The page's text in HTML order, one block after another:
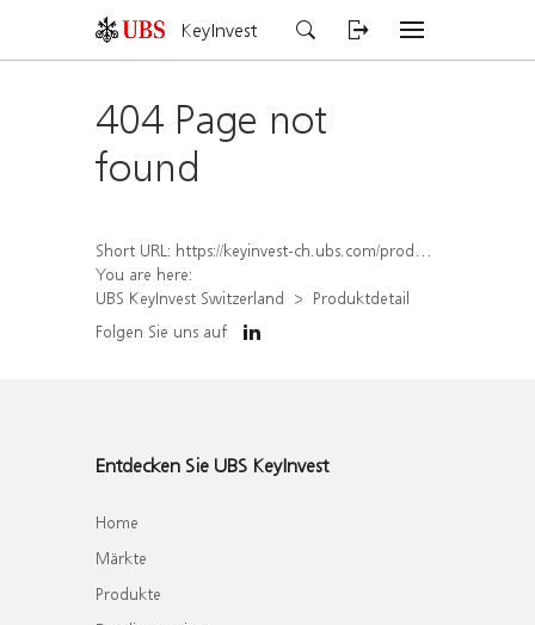
KeyInvest
404 Page not
found
Short URL: https://keyinvest-ch.ubs.com/produkt/detail/index/isin/CH1570350228
You are here:
UBS KeyInvest Switzerland
Produktdetail
Folgen Sie uns auf
Entdecken Sie UBS KeyInvest
Home
Märkte
Produkte